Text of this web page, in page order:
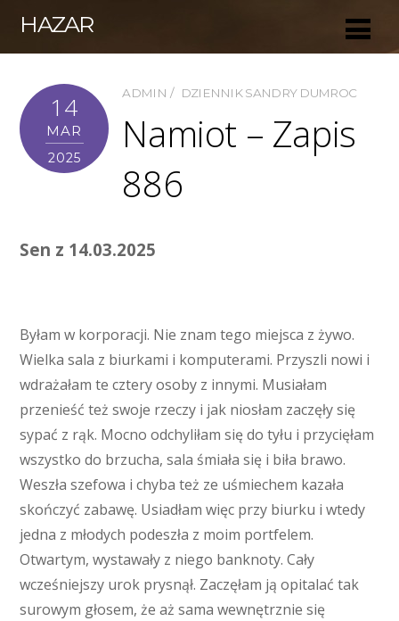
HAZAR
14
MAR
2025
ADMIN DZIENNIK SANDRY DUMROC
Namiot – Zapis
886
Sen z 14.03.2025
Byłam w korporacji. Nie znam tego miejsca z żywo.
Wielka sala z biurkami i komputerami. Przyszli nowi i
wdrażałam te cztery osoby z innymi. Musiałam
przenieść też swoje rzeczy i jak niosłam zaczęły się
sypać z rąk. Mocno odchyliłam się do tyłu i przycięłam
wszystko do brzucha, sala śmiała się i biła brawo.
Weszła szefowa i chyba też ze uśmiechem kazała
skończyć zabawę. Usiadłam więc przy biurku i wtedy
jedna z młodych podeszła z moim portfelem.
Otwartym, wystawały z niego banknoty. Cały
wcześniejszy urok prysnął. Zaczęłam ją opitalać tak
surowym głosem, że aż sama wewnętrznie się